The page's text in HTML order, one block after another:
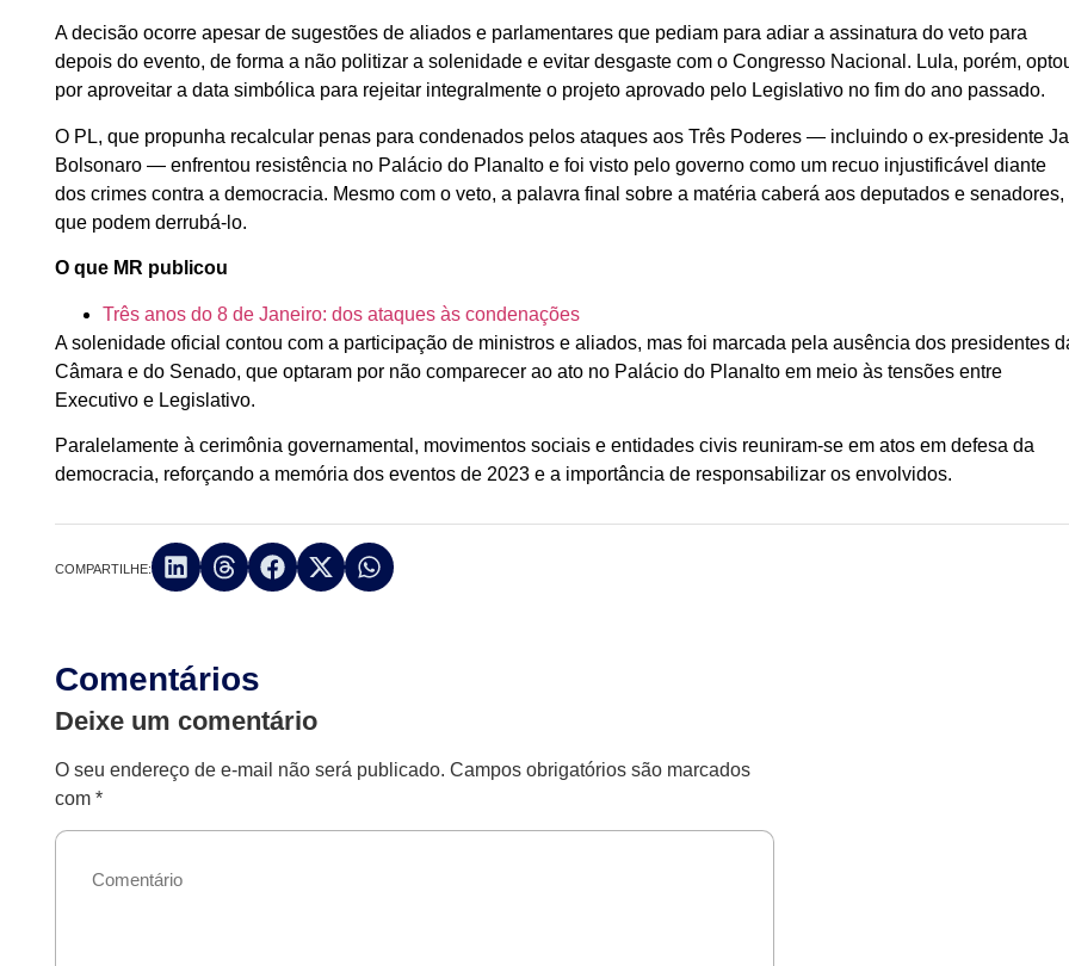
A decisão ocorre apesar de sugestões de aliados e parlamentares que pediam para adiar a assinatura do veto para
depois do evento, de forma a não politizar a solenidade e evitar desgaste com o Congresso Nacional. Lula, porém,
por aproveitar a data simbólica para rejeitar integralmente o projeto aprovado pelo Legislativo no fim do ano passado.
O PL, que propunha recalcular penas para condenados pelos ataques aos Três Poderes — incluindo o ex-presidente
Bolsonaro — enfrentou resistência no Palácio do Planalto e foi visto pelo governo como um recuo injustificável diante
dos crimes contra a democracia. Mesmo com o veto, a palavra final sobre a matéria caberá aos deputados e senadores,
que podem derrubá-lo.
O que MR publicou
Três anos do 8 de Janeiro: dos ataques às condenações
A solenidade oficial contou com a participação de ministros e aliados, mas foi marcada pela ausência dos presidentes
Câmara e do Senado, que optaram por não comparecer ao ato no Palácio do Planalto em meio às tensões entre
Executivo e Legislativo.
Paralelamente à cerimônia governamental, movimentos sociais e entidades civis reuniram-se em atos em defesa da
democracia, reforçando a memória dos eventos de 2023 e a importância de responsabilizar os envolvidos.
COMPARTILHE:
Comentários
Deixe um comentário
O seu endereço de e-mail não será publicado. Campos obrigatórios são marcados
com*